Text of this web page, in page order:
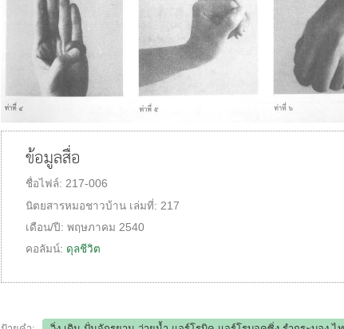
ข้อมูลสื่อ
ชื่อไฟล์: 217-006
นิตยสารหมอชาวบ้าน เล่มที่: 217
เดือน/ปี: พฤษภาคม 2540
คอลัมน์: ดุลชีวิต